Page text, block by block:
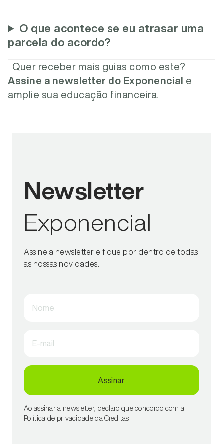
O que acontece se eu atrasar uma
parcela do acordo?
Quer receber mais guias como este?
Assine a newsletter do Exponencial e
amplie sua educação financeira.
Newsletter
Exponencial
Assine a newsletter e fique por dentro de todas
as nossas novidades.
Nome
E-mail
Assinar
Ao assinar a newsletter, declaro que concordo com a
Política de privacidade da Creditas.